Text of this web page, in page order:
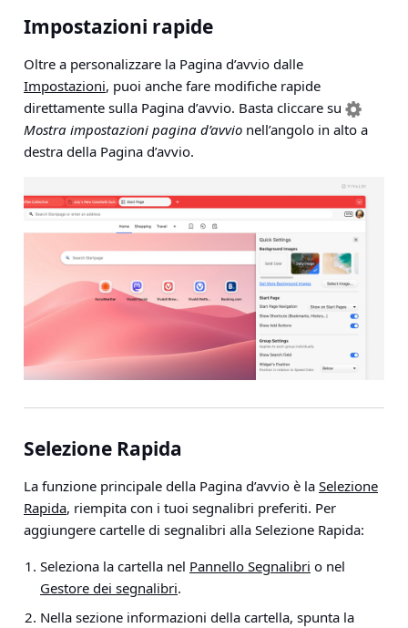
Impostazioni rapide
Oltre a personalizzare la Pagina d’avvio dalle
Impostazioni, puoi anche fare modifiche rapide
direttamente sulla Pagina d’avvio. Basta cliccare su
Mostra impostazioni pagina d’avvio nell’angolo in alto a
destra della Pagina d’avvio.
Selezione Rapida
La funzione principale della Pagina d’avvio è la Selezione
Rapida, riempita con i tuoi segnalibri preferiti. Per
aggiungere cartelle di segnalibri alla Selezione Rapida:
Seleziona la cartella nel Pannello Segnalibri o nel
Gestore dei segnalibri.
Nella sezione informazioni della cartella, spunta la